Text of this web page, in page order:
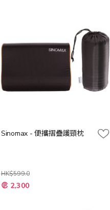
Sinomax - 便攜摺疊護頸枕
HK$599.0
特
殊 2,300